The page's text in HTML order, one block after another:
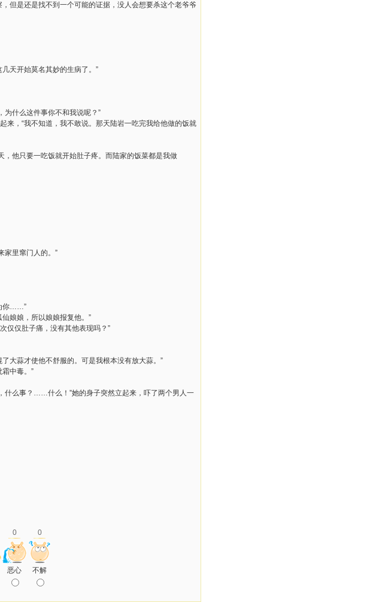
但是还是找不到一个可能的证据，没人会想要杀这个老爷爷
天开始莫名其妙的生病了。”
为什么这件事你不和我说呢？”
，“我不知道，我不敢说。那天陆岩一吃完我给他做的饭就
，他只要一吃饭就开始肚子疼。而陆家的饭菜都是我做
家里窜门人的。”
你……”
娘娘，所以娘娘报复他。”
仅仅肚子痛，没有其他表现吗？”
大蒜才使他不舒服的。可是我根本没有放大蒜。”
中毒。”
么事？……什么！”她的身子突然立起来，吓了两个男人一
0 0
恶心 不解